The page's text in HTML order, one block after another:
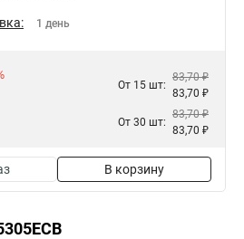
1 день
От 15 шт:
83,70 ₽
83,70 ₽
От 30 шт:
83,70 ₽
83,70 ₽
В корзину